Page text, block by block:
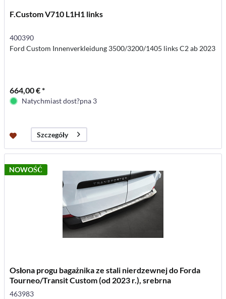
F.Custom V710 L1H1 links
400390
Ford Custom Innenverkleidung 3500/3200/1405 links C2 ab 2023
664,00 € *
Natychmiast dost?pna 3
Szczegóły
NOWOŚĆ
Osłona progu bagażnika ze stali nierdzewnej do Forda
Tourneo/Transit Custom (od 2023 r.), srebrna
463983